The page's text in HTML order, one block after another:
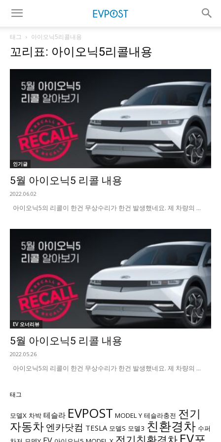
태그 아이오닉5리콜내용
꼬리표: 아이오닉5리콜내용
인기글
5월 아이오닉5 리콜 내용
2022.06.02
아이오닉5의 리콜이 한건 무상수리가 한건 발생했네요. 제 차량의 ...
EV 오너리뷰
5월 아이오닉5 리콜 내용
2022.05.26
아이오닉5의 리콜이 한건 무상수리가 한건 발생했네요. 제 차량의 ...
태그
모델X 차박 테슬라 EVPOST MODEL Y 테슬라충전 전기
자동차 엔카닷컴 TESLA 모델S 모델3 친환경차 수퍼
EV포